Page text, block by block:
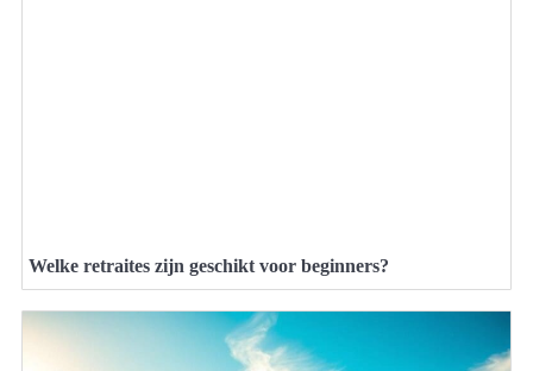
Welke retraites zijn geschikt voor beginners?